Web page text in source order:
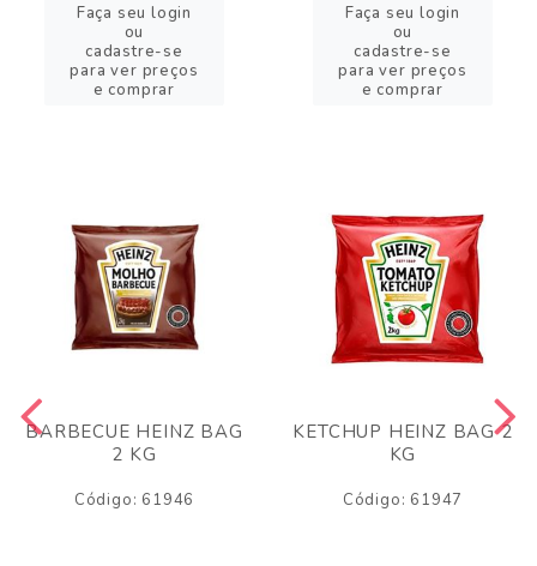
Faça seu login
ou
cadastre-se
para ver preços
e comprar
Faça seu login
ou
cadastre-se
para ver preços
e comprar
BARBECUE HEINZ BAG
2 KG
Código: 61946
KETCHUP HEINZ BAG 2
KG
Código: 61947